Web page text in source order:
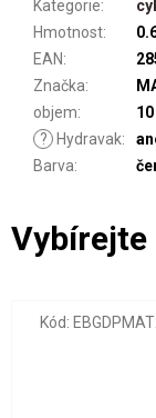
Kategorie:
Hmotnost:
EAN:
Značka:
objem:
?
Hydravak:
Barva:
Kód: